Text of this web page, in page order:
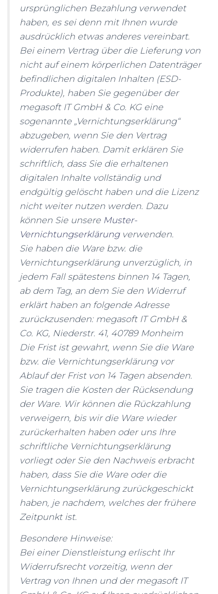
ursprünglichen Bezahlung verwendet
haben, es sei denn mit Ihnen wurde
ausdrücklich etwas anderes vereinbart.
Bei einem Vertrag über die Lieferung von
nicht auf einem körperlichen Datenträger
befindlichen digitalen Inhalten (ESD-
Produkte), haben Sie gegenüber der
megasoft IT GmbH & Co. KG eine
sogenannte „Vernichtungserklärung“
abzugeben, wenn Sie den Vertrag
widerrufen haben. Damit erklären Sie
schriftlich, dass Sie die erhaltenen
digitalen Inhalte vollständig und
endgültig gelöscht haben und die Lizenz
nicht weiter nutzen werden. Dazu
können Sie unsere Muster-
Vernichtungserklärungverwenden.
Sie haben die Ware bzw. die
Vernichtungserklärung unverzüglich, in
jedem Fall spätestens binnen 14 Tagen,
ab dem Tag, an dem Sie den Widerruf
erklärt haben an folgende Adresse
zurückzusenden: megasoft IT GmbH &
Co. KG, Niederstr. 41, 40789 Monheim
Die Frist ist gewahrt, wenn Sie die Ware
bzw. die Vernichtungserklärung vor
Ablauf der Frist von 14 Tagen absenden.
Sie tragen die Kosten der Rücksendung
der Ware. Wir können die Rückzahlung
verweigern, bis wir die Ware wieder
zurückerhalten haben oder uns Ihre
schriftliche Vernichtungserklärung
vorliegt oder Sie den Nachweis erbracht
haben, dass Sie die Ware oder die
Vernichtungserklärung zurückgeschickt
haben, je nachdem, welches der frühere
Zeitpunkt ist.
Besondere Hinweise:
Bei einer Dienstleistung erlischt Ihr
Widerrufsrecht vorzeitig, wenn der
Vertrag von Ihnen und der megasoft IT